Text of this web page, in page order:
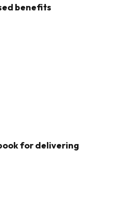
benefits
for delivering